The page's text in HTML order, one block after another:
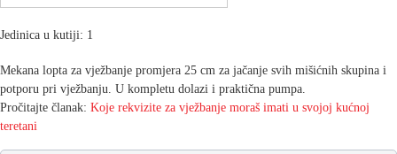
Jedinica u kutiji: 1
Mekana lopta za vježbanje promjera 25 cm za jačanje svih mišićnih skupina i
potporu pri vježbanju. U kompletu dolazi i praktična pumpa.
Pročitajte članak: Koje rekvizite za vježbanje moraš imati u svojoj kućnoj
teretani